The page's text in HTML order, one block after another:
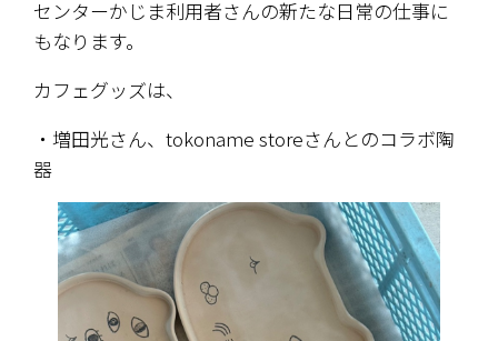
センターかじま利用者さんの新たな日常の仕事に
もなります。
カフェグッズは、
・増田光さん、tokoname storeさんとのコラボ陶
器